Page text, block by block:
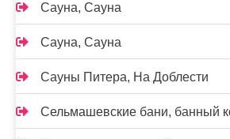
Сауна, Сауна
Сауна, Сауна
Сауны Питера, На Доблести
Сельмашевские бани, банный